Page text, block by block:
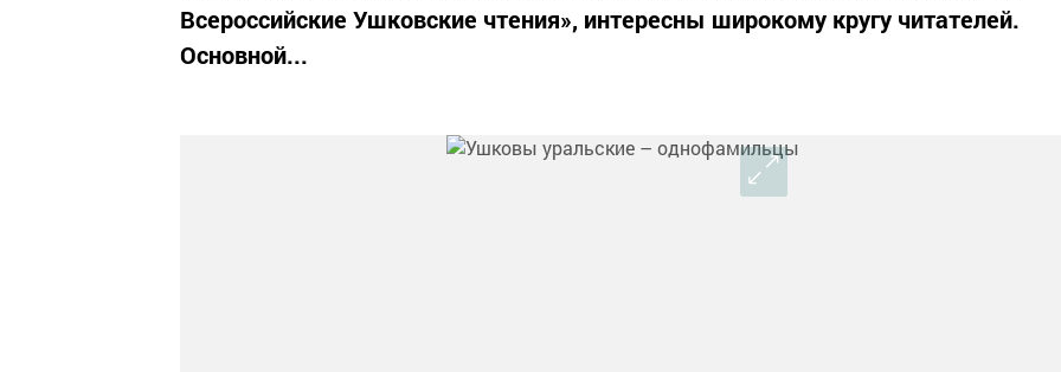
Всероссийские Ушковские чтения», интересны широкому кругу читателей.
Основной...